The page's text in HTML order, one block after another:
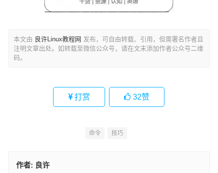
本文由 良许Linux教程网 发布，可自由转载、引用，但需署名作者且
注明文章出处。如转载至微信公众号，请在文末添加作者公众号二维
码。
打赏 32赞
命令 技巧
作者: 良许